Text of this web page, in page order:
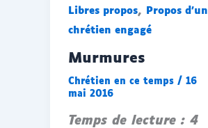
Libres propos,
Propos d'un
chrétien engagé
Murmures
Chrétien en ce temps / 16
mai 2016
Temps de lecture : 4